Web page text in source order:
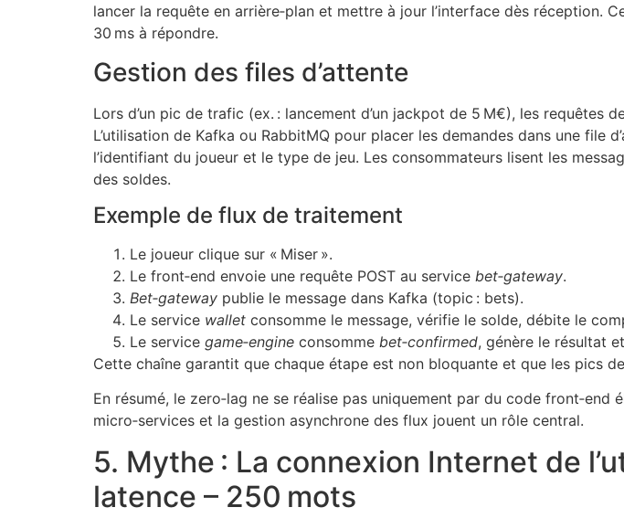
lancer la requête en arrière‑plan et mettre à jour l’interface dès réception.
30 ms à répondre.
Gestion des files d’attente
Lors d’un pic de trafic (ex. : lancement d’un jackpot de 5 M€), les
L’utilisation de Kafka ou RabbitMQ pour placer les demandes dans une file
l’identifiant du joueur et le type de jeu. Les consommateurs lisent les
des soldes.
Exemple de flux de traitement
Le joueur clique sur « Miser ».
Le front‑end envoie une requête POST au service bet‑gateway.
Bet‑gateway publie le message dans Kafka (topic : bets).
Le service wallet consomme le message, vérifie le solde, débite le
Le service game‑engine consomme bet‑confirmed, génère le résultat
Cette chaîne garantit que chaque étape est non bloquante et que les pics
En résumé, le zero‑lag ne se réalise pas uniquement par du code
micro‑services et la gestion asynchrone des flux jouent un rôle central.
5. Mythe : La connexion Internet de
latence – 250 mots